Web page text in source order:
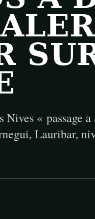
« passage a
Lauribar,